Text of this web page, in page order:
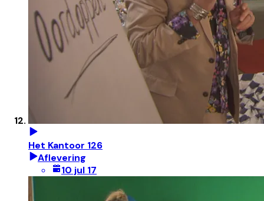
Het Kantoor 126
Aflevering
10 jul 17